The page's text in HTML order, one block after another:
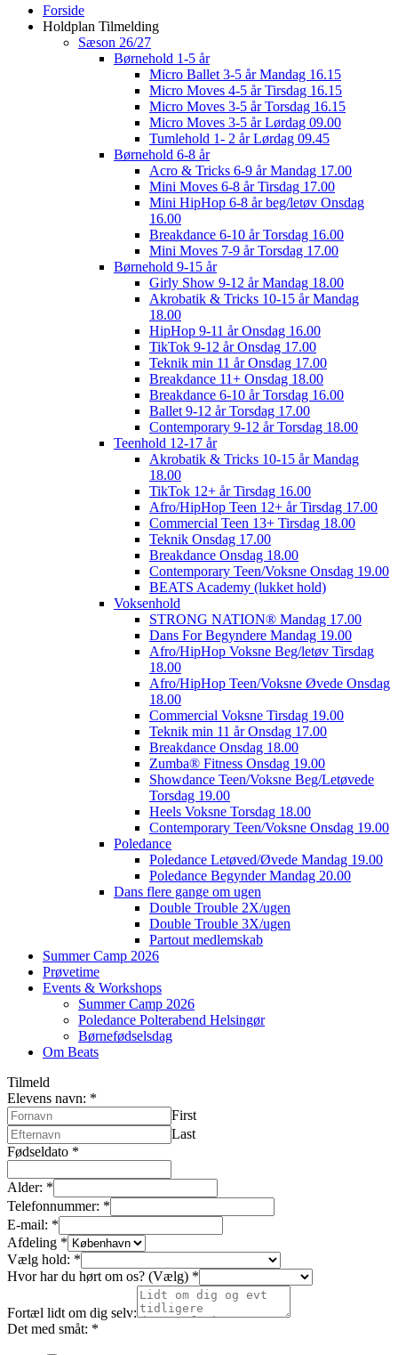
Close
Menu
Forside
Holdplan Tilmelding
Sæson 26/27
Børnehold 1-5 år
Micro Ballet 3-5 år Mandag 16.15
Micro Moves 4-5 år Tirsdag 16.15
Micro Moves 3-5 år Torsdag 16.15
Micro Moves 3-5 år Lørdag 09.00
Tumlehold 1- 2 år Lørdag 09.45
Børnehold 6-8 år
Acro & Tricks 6-9 år Mandag 17.00
Mini Moves 6-8 år Tirsdag 17.00
Mini HipHop 6-8 år beg/letøv Onsdag
16.00
Breakdance 6-10 år Torsdag 16.00
Mini Moves 7-9 år Torsdag 17.00
Børnehold 9-15 år
Girly Show 9-12 år Mandag 18.00
Akrobatik & Tricks 10-15 år Mandag
18.00
HipHop 9-11 år Onsdag 16.00
TikTok 9-12 år Onsdag 17.00
Teknik min 11 år Onsdag 17.00
Breakdance 11+ Onsdag 18.00
Breakdance 6-10 år Torsdag 16.00
Ballet 9-12 år Torsdag 17.00
Contemporary 9-12 år Torsdag 18.00
Teenhold 12-17 år
Akrobatik & Tricks 10-15 år Mandag
18.00
TikTok 12+ år Tirsdag 16.00
Afro/HipHop Teen 12+ år Tirsdag 17.00
Commercial Teen 13+ Tirsdag 18.00
Teknik Onsdag 17.00
Breakdance Onsdag 18.00
Contemporary Teen/Voksne Onsdag 19.00
BEATS Academy (lukket hold)
Voksenhold
STRONG NATION® Mandag 17.00
Dans For Begyndere Mandag 19.00
Afro/HipHop Voksne Beg/letøv Tirsdag
18.00
Afro/HipHop Teen/Voksne Øvede Onsdag
18.00
Commercial Voksne Tirsdag 19.00
Teknik min 11 år Onsdag 17.00
Breakdance Onsdag 18.00
Zumba® Fitness Onsdag 19.00
Showdance Teen/Voksne Beg/Letøvede
Torsdag 19.00
Heels Voksne Torsdag 18.00
Contemporary Teen/Voksne Onsdag 19.00
Poledance
Poledance Letøved/Øvede Mandag 19.00
Poledance Begynder Mandag 20.00
Dans flere gange om ugen
Double Trouble 2X/ugen
Double Trouble 3X/ugen
Partout medlemskab
Summer Camp 2026
Prøvetime
Events & Workshops
Summer Camp 2026
Poledance Polterabend Helsingør
Børnefødselsdag
Om Beats
Tilmeld
Elevens navn: *
First
Last
Fødseldato *
Alder: *
Telefonnummer: *
E-mail: *
Afdeling *
Vælg hold: *
Hvor har du hørt om os? (Vælg) *
Fortæl lidt om dig selv:
Det med småt: *